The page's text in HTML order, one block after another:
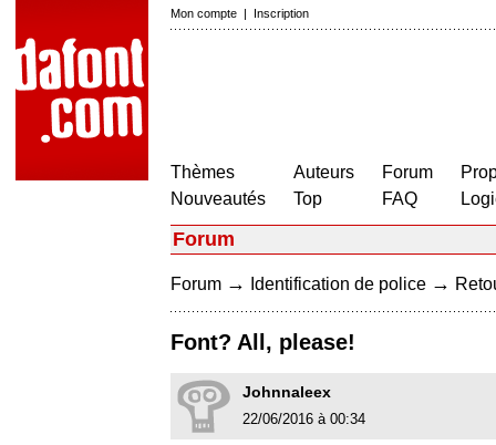
Mon compte | Inscription
Thèmes
Nouveautés
Auteurs
Top
Forum
FAQ
Forum
Forum → Identification de police →
Font? All, please!
Johnnaleex
22/06/2016 à 00:34